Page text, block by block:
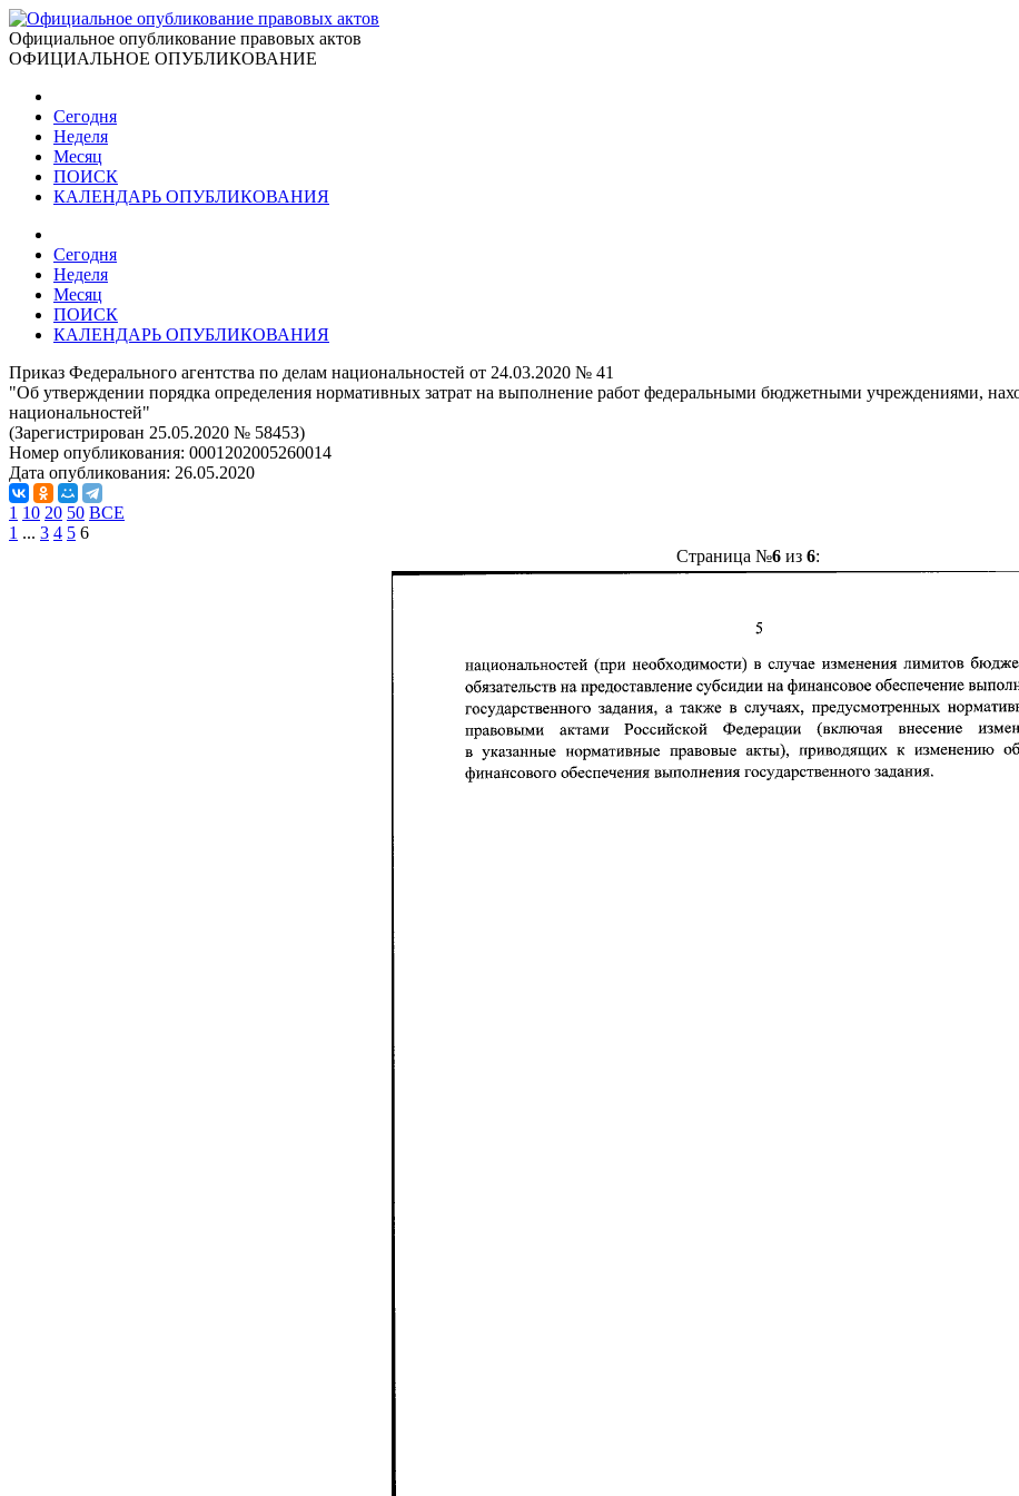
Официальное опубликование правовых актов
ОФИЦИАЛЬНОЕ ОПУБЛИКОВАНИЕ
Сегодня
Неделя
Месяц
ПОИСК
КАЛЕНДАРЬ ОПУБЛИКОВАНИЯ
Сегодня
Неделя
Месяц
ПОИСК
КАЛЕНДАРЬ ОПУБЛИКОВАНИЯ
Приказ Федерального агентства по делам национальностей от 24.03.2020 № 41
"Об утверждении порядка определения нормативных затрат на выполнение работ федеральными бюджетными учреждениями,
национальностей"
(Зарегистрирован 25.05.2020 № 58453)
Номер опубликования: 0001202005260014
Дата опубликования: 26.05.2020
1 10 20 50 ВСЕ
1 ... 3 4 5 6
Страница №6из 6: